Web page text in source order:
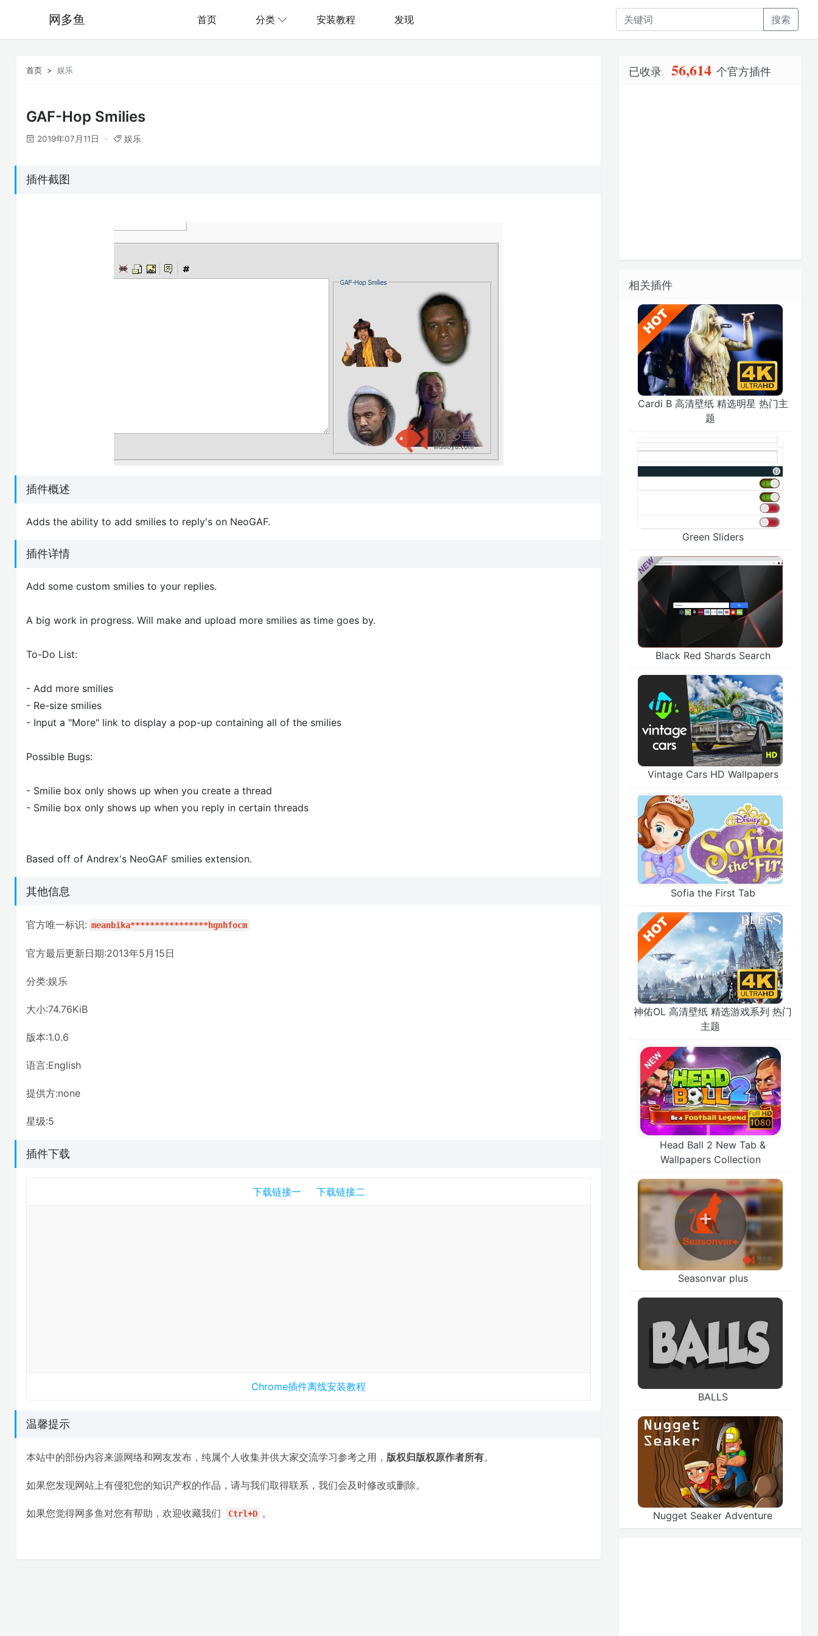
网多鱼 首页 分类 安装教程 发现 搜索
首页 娱乐
GAF-Hop Smilies
2019年07月11日 娱乐
插件截图
插件概述
Adds the ability to add smilies to reply's on NeoGAF.
插件详情
Add some custom smilies to your replies.
A big work in progress. Will make and upload more smilies as time goes by.
To-Do List:
- Add more smilies
- Re-size smilies
- Input a "More" link to display a pop-up containing all of the smilies
Possible Bugs:
- Smilie box only shows up when you create a thread
- Smilie box only shows up when you reply in certain threads
Based off of Andrex's NeoGAF smilies extension.
其他信息
官方唯一标识: meanbika****************hgnhfocm
官方最后更新日期:2013年5月15日
分类:娱乐
大小:74.76KiB
版本:1.0.6
语言:English
提供方:none
星级:5
插件下载
下载链接一 下载链接二
Chrome插件离线安装教程
温馨提示
本站中的部份内容来源网络和网友发布，纯属个人收集并供大家交流学习参考之用， 版权归版权原作者所有。
如果您发现网站上有侵犯您的知识产权的作品，请与我们取得联系，我们会及时修改或删除。
如果您觉得网多鱼对您有帮助，欢迎收藏我们 Ctrl+D 。
已收录 56,614 个官方插件
相关插件
Cardi B 高清壁纸 精选明星 热门主
题
Green Sliders
Black Red Shards Search
Vintage Cars HD Wallpapers
Sofia the First Tab
神佑OL 高清壁纸 精选游戏系列 热门
主题
Head Ball 2 New Tab &
Wallpapers Collection
Seasonvar plus
BALLS
Nugget Seaker Adventure